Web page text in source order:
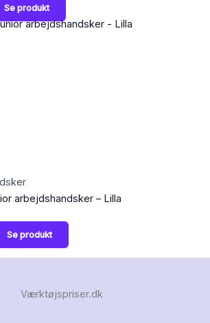
Se produkt
arbejdshandsker – Lilla
Se produkt